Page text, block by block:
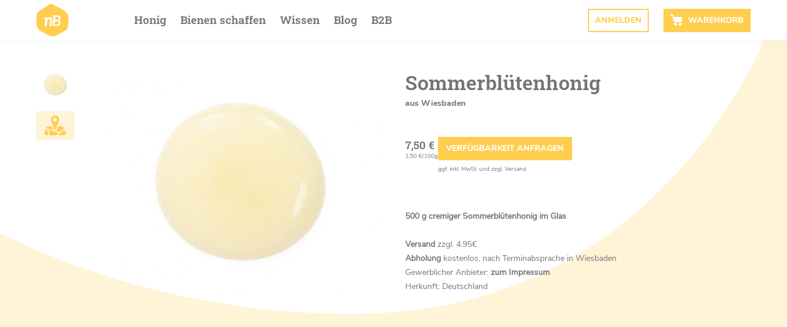
Hauptnavigation
Honig Bienen schaffen Wissen Blog B2B ANMELDEN WARENKORB
Sommerblütenhonig
aus Wiesbaden
7,50 €
1,50 €/100g
VERFÜGBARKEIT ANFRAGEN
ggf. inkl. MwSt. und zzgl. Versand
500 g cremiger Sommerblütenhonig im Glas
Versand zzgl. 4.95€
Abholung kostenlos, nach Terminabsprache in Wiesbaden
Gewerblicher Anbieter: zum Impressum
Herkunft: Deutschland